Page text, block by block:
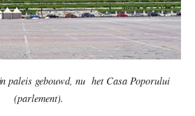
paleis gebouwd, nu het Casa Poporului
(parlement).